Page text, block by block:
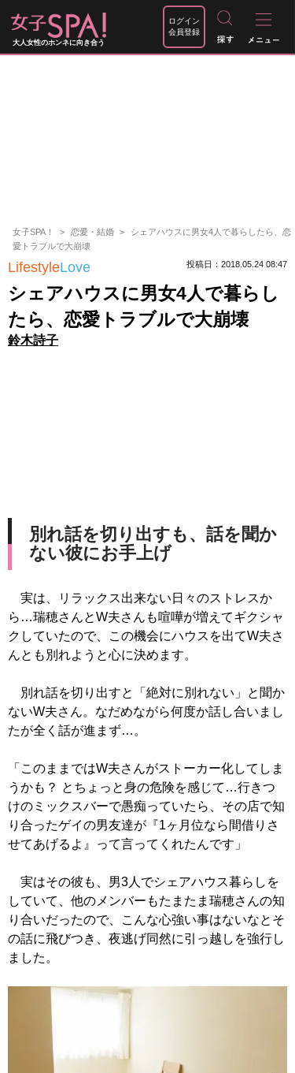
大人女性のホンネに向き合う
ログイン
会員登録
女子SPA！ 恋愛・結婚
シェアハウスに男女4人で暮らしたら、恋
愛トラブルで大崩壊
LifestyleLove 投稿日：2018.05.24 08:47
シェアハウスに男女4人で暮らし
たら、恋愛トラブルで大崩壊
鈴木詩子
別れ話を切り出すも、話を聞か
ない彼にお手上げ
実は、リラックス出来ない日々のストレスか
ら…瑞穂さんとW夫さんも喧嘩が増えてギクシャ
クしていたので、この機会にハウスを出てW夫さ
んとも別れようと心に決めます。
別れ話を切り出すと「絶対に別れない」と聞か
ないW夫さん。なだめながら何度か話し合いまし
たが全く話が進まず…。
「このままではW夫さんがストーカー化してしま
うかも？ とちょっと身の危険を感じて…行きつ
けのミックスバーで愚痴っていたら、その店で知
り合ったゲイの男友達が『1ヶ月位なら間借りさ
せてあげるよ』って言ってくれたんです」
実はその彼も、男3人でシェアハウス暮らしを
していて、他のメンバーもたまたま瑞穂さんの知
り合いだったので、こんな心強い事はないなとそ
の話に飛びつき、夜逃げ同然に引っ越しを強行し
ました。